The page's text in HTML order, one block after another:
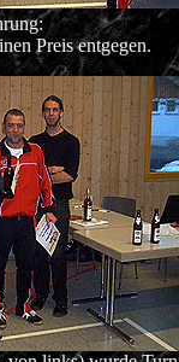
Preis entgegen.